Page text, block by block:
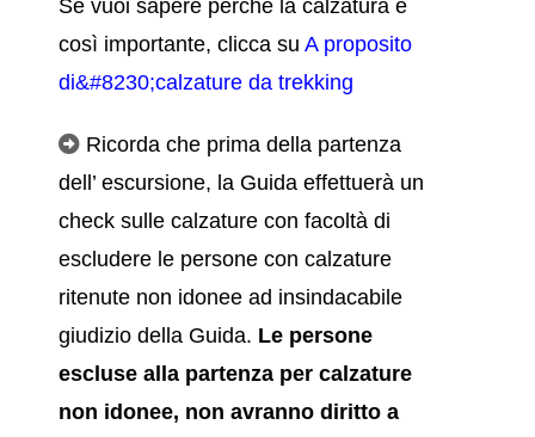
Se vuoi sapere perchè la calzatura è
così importante, clicca suA proposito
di&#8230;calzature da trekking
Ricorda che prima della partenza
dell’ escursione, la Guida effettuerà un
check sulle calzature con facoltà di
escludere le persone con calzature
ritenute non idonee ad insindacabile
giudizio della Guida. Le persone
escluse alla partenza per calzature
non idonee, non avranno diritto a